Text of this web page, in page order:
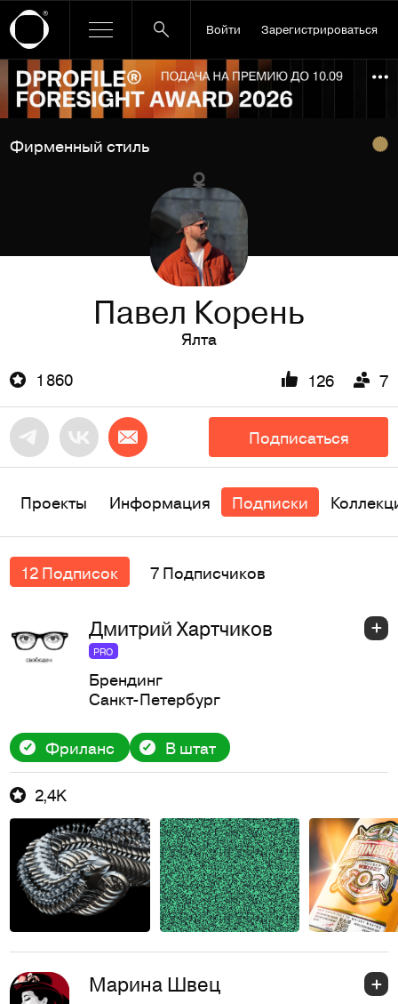
Войти Зарегистрироваться
Ссылка баннера
Фирменный стиль
Павел Корень
Ялта
1 860
126 7
Подписаться
Проекты Информация Подписки
12 Подписок 7 Подписчиков
Дмитрий Хартчиков
PRO
Брендинг
Санкт-Петербург
Фриланс В штат
2,4K
Марина Швец